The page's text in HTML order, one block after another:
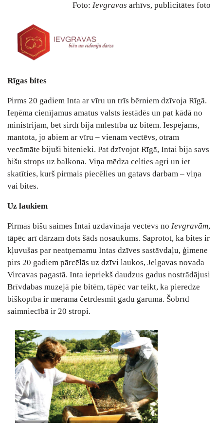
Foto: Ievgravas arhīvs, publicitātes foto
Rīgas bites
Pirms 20 gadiem Inta ar vīru un trīs bērniem dzīvoja Rīgā.
Ieņēma cienījamus amatus valsts iestādēs un pat kādā no
ministrijām, bet sirdī bija mīlestība uz bitēm. Iespējams,
mantota, jo abiem ar vīru – vienam vectēvs, otram
vecāmāte bijuši bitenieki. Pat dzīvojot Rīgā, Intai bija savs
bišu strops uz balkona. Viņa mēdza celties agri un iet
skatīties, kurš pirmais piecēlies un gatavs darbam – viņa
vai bites.
Uz laukiem
Pirmās bišu saimes Intai uzdāvināja vectēvs no Ievgravām,
tāpēc arī dārzam dots šāds nosaukums. Saprotot, ka bites ir
kļuvušas par neatņemamu Intas dzīves sastāvdaļu, ģimene
pirs 20 gadiem pārcēlās uz dzīvi laukos, Jelgavas novada
Vircavas pagastā. Inta iepriekš daudzus gadus nostrādājusi
Brīvdabas muzejā pie bitēm, tāpēc var teikt, ka pieredze
biškopībā ir mērāma četrdesmit gadu garumā. Šobrīd
saimniecībā ir 20 stropi.